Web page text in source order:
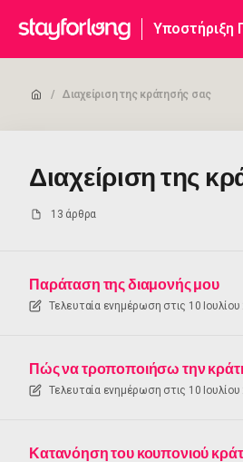
Υποστήριξη
/ Διαχείριση της κράτησής σας
Διαχείριση της
13 άρθρα
Παράταση της διαμονής μου
Τελευταία ενημέρωση στις 10
Πώς να τροποποιήσω την
Τελευταία ενημέρωση στις 10
Κατανόηση του κουπονιού